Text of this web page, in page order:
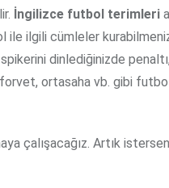
İngilizce futbol terimleri
ile ilgili cümleler
spikerini dinlediğinizde
ortasaha vb. gibi
çalışacağız. Artık